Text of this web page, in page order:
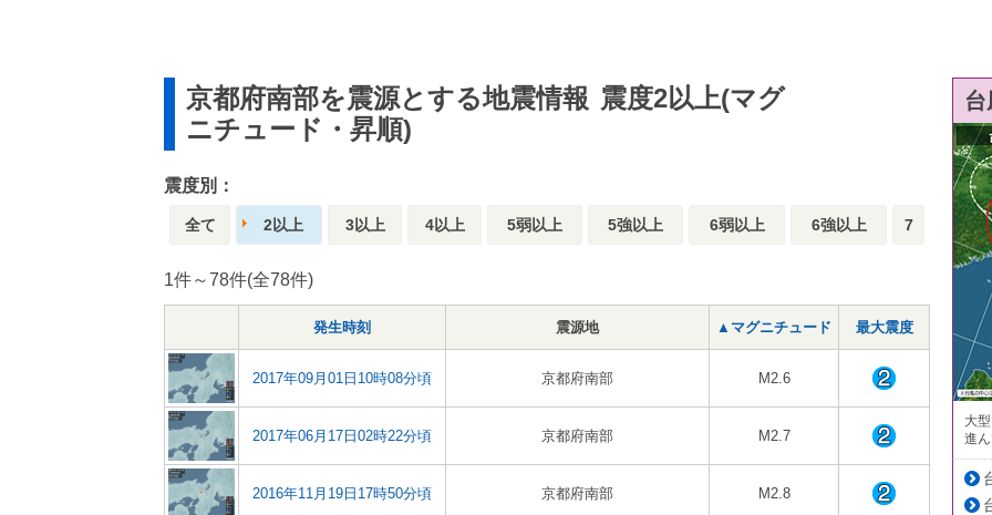
京都府南部を震源とする地震情報 震度2以上(マグ
ニチュード・昇順)
震度別：
全て 2以上 3以上 4以上 5弱以上 5強以上 6弱以上 6強以上 7
1件～78件(全78件)
発生時刻 震源地 ▲マグニチュード 最大震度
2017年09月01日10時08分頃 京都府南部 M2.6
2017年06月17日02時22分頃 京都府南部 M2.7
2016年11月19日17時50分頃 京都府南部 M2.8
大
進